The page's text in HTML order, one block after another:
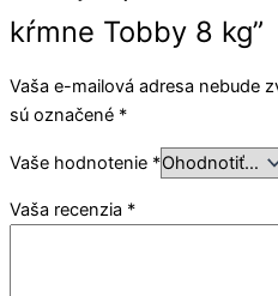
kŕmne Tobby 8 kg”
Vaša e-mailová adresa nebude
sú označené *
Vaše hodnotenie *
Vaša recenzia *